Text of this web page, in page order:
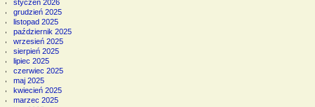
styczeń 2026
grudzień 2025
listopad 2025
październik 2025
wrzesień 2025
sierpień 2025
lipiec 2025
czerwiec 2025
maj 2025
kwiecień 2025
marzec 2025